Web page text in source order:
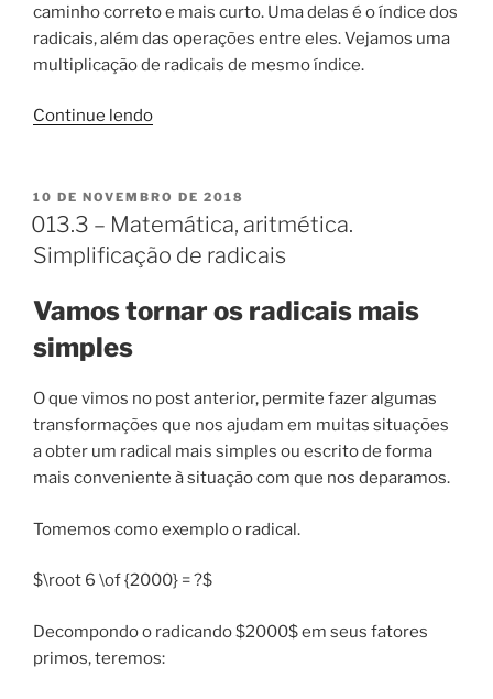
caminho correto e mais curto. Uma delas é o índice dos
radicais, além das operações entre eles. Vejamos uma
multiplicação de radicais de mesmo índice.
Continue lendo“013.4
aritmética.
Operações
com
PUBLICADO
EM
10 DE NOVEMBRO DE 2018
013.3 – Matemática, aritmética.
Simplificação de radicais
Vamos tornar os radicais mais
simples
O que vimos no post anterior, permite fazer algumas
transformações que nos ajudam em muitas situações
a obter um radical mais simples ou escrito de forma
mais conveniente à situação com que nos deparamos.
Tomemos como exemplo o radical.
$\root 6 \of {2000} = ?$
Decompondo o radicando $2000$ em seus fatores
primos, teremos: